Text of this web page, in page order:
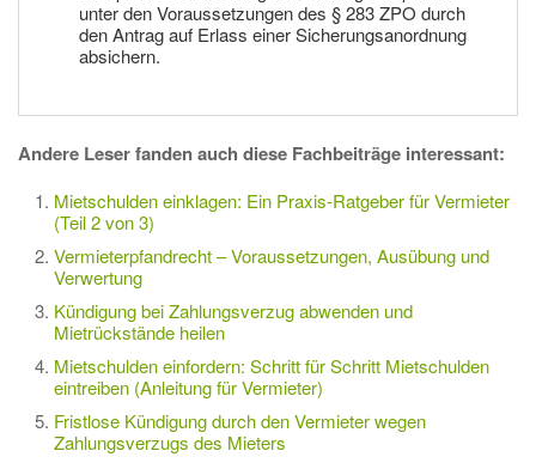
unter den Voraussetzungen des § 283 ZPO durch
den Antrag auf Erlass einer Sicherungsanordnung
absichern.
Andere Leser fanden auch diese Fachbeiträge interessant:
Mietschulden einklagen: Ein Praxis-Ratgeber für Vermieter
(Teil 2 von 3)
Vermieterpfandrecht – Voraussetzungen, Ausübung und
Verwertung
Kündigung bei Zahlungsverzug abwenden und
Mietrückstände heilen
Mietschulden einfordern: Schritt für Schritt Mietschulden
eintreiben (Anleitung für Vermieter)
Fristlose Kündigung durch den Vermieter wegen
Zahlungsverzugs des Mieters